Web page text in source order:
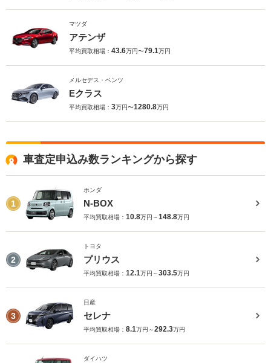
マツダ
アテンザ
平均買取相場： 43.6万円〜79.1万円
メルセデス・ベンツ
Eクラス
平均買取相場： 3万円〜1280.8万円
車査定申込み数ランキングから探す
1
ホンダ
N-BOX
平均買取相場： 10.8万円～148.8万円
2
トヨタ
プリウス
平均買取相場： 12.1万円～303.5万円
3
日産
セレナ
平均買取相場： 8.1万円～292.3万円
ダイハツ